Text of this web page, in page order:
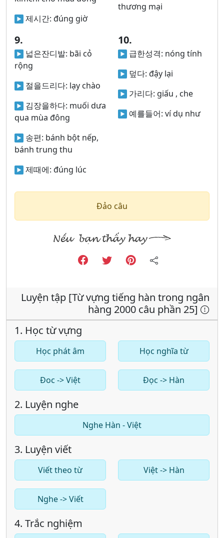
제시간: đúng giờ
thương mại
9.
넓은잔디발: bãi cỏ
rộng
절을드리다: lạy chào
김장을하다: muối dưa
qua mùa đông
송편: bánh bột nếp,
bánh trung thu
제때에: đúng lúc
10.
급한성격: nóng tính
덮다: đậy lại
가리다: giấu , che
예를들어: ví dụ như
Đảo câu
Luyện tập [Từ vựng tiếng hàn trong ngân
hàng 2000 câu phần 25]
1. Học từ vựng
Học phát âm Học nghĩa từ
Đoc -> Việt Đọc -> Hàn
2. Luyện nghe
Nghe Hàn - Việt
3. Luyện viết
Viết theo từ Việt -> Hàn
Nghe -> Viết
4. Trắc nghiệm